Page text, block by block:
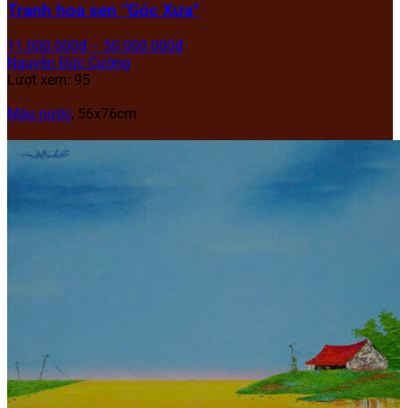
Tranh hoa sen “Góc Xưa”
11.000.000₫ – 50.000.000₫
Nguyễn Đức Cường
Lượt xem: 95
Màu nước, 56x76cm